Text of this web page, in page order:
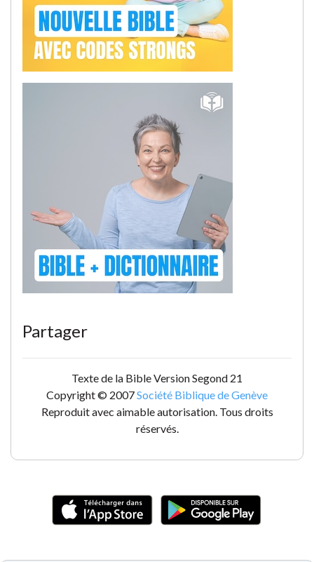
Partager
Texte de la Bible Version Segond 21
Copyright © 2007Société Biblique de Genève
Reproduit avec aimable autorisation. Tous droits
réservés.